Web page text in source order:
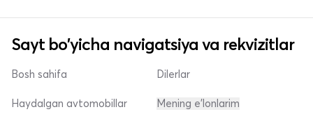
Sayt bo'yicha navigatsiya va rekvizitlar
Bosh sahifa
Haydalgan avtomobillar
Dilerlar
Mening e'lonlarim